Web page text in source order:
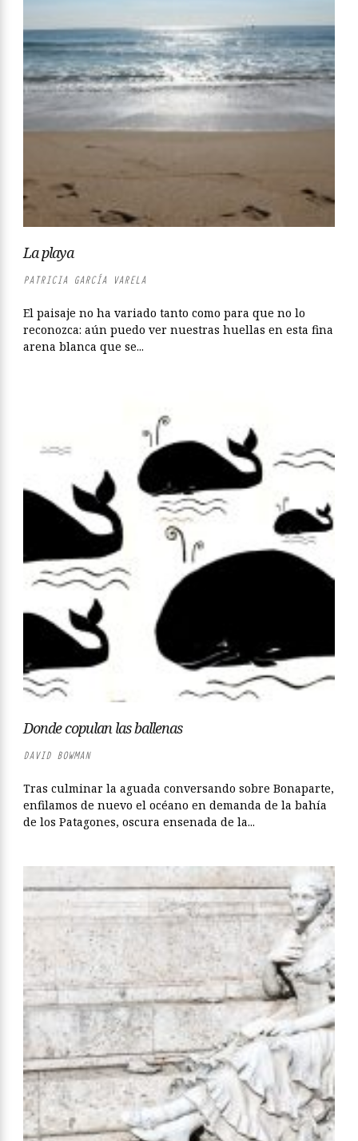
La playa
PATRICIA GARCÍA VARELA
El paisaje no ha variado tanto como para que no lo
reconozca: aún puedo ver nuestras huellas en esta fina
arena blanca que se...
Donde copulan las ballenas
DAVID BOWMAN
Tras culminar la aguada conversando sobre Bonaparte,
enfilamos de nuevo el océano en demanda de la bahía
de los Patagones, oscura ensenada de la...